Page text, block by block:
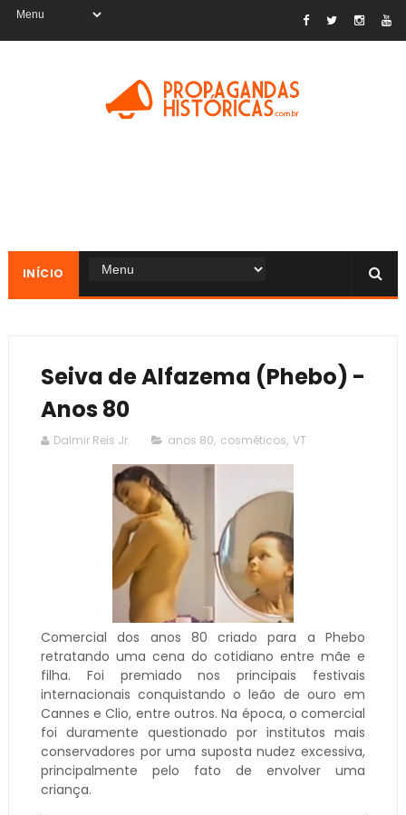
INÍCIO
Seiva de Alfazema (Phebo) -
Anos 80
Dalmir Reis Jr. anos 80, cosméticos, VT
Comercial dos anos 80 criado para a Phebo
retratando uma cena do cotidiano entre mãe e
filha. Foi premiado nos principais festivais
internacionais conquistando o leão de ouro em
Cannes e Clio, entre outros. Na época, o comercial
foi duramente questionado por institutos mais
conservadores por uma suposta nudez excessiva,
principalmente pelo fato de envolver uma
criança.